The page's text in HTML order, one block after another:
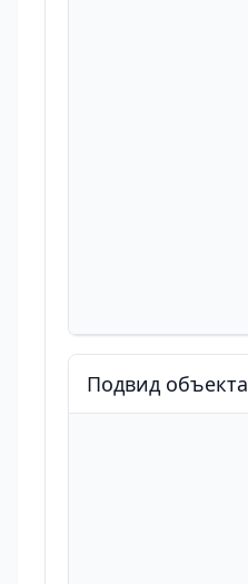
Подвид объекта